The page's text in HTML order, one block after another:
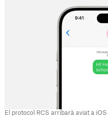
El protocol RCS arribarà aviat a iOS